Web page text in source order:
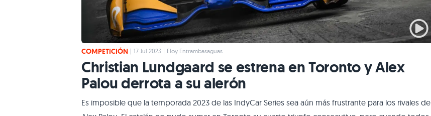
COMPETICIÓN | 17 Jul 2023 | Eloy Entrambasaguas
Christian Lundgaard se estrena en Toronto y Alex
Palou derrota a su alerón
Es imposible que la temporada 2023 de las IndyCar Series sea aún más frustrante para los rivales de